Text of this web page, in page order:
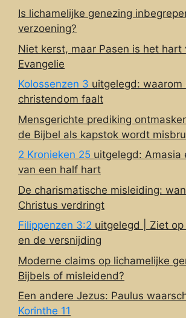
Is lichamelijke genezing
verzoening?
Niet kerst, maar Pasen is het hart
Evangelie
Kolossenzen 3 uitgelegd: waarom
christendom faalt
Mensgerichte prediking
de Bijbel als kapstok wordt
2 Kronieken 25 uitgelegd: Amasia
van een half hart
De charismatische misleiding:
Christus verdringt
Filippenzen 3:2 uitgelegd | Ziet
en de versnijding
Moderne claims op lichamelijke
Bijbels of misleidend?
Een andere Jezus: Paulus
Korinthe 11